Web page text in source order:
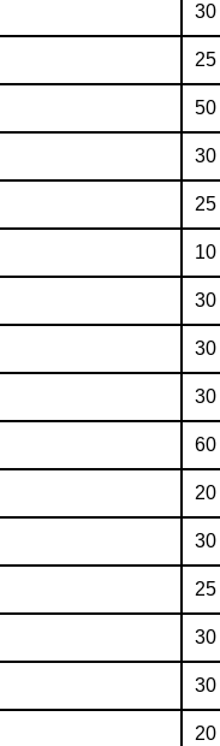
30
50
30
30
30
30
60
30
30
30